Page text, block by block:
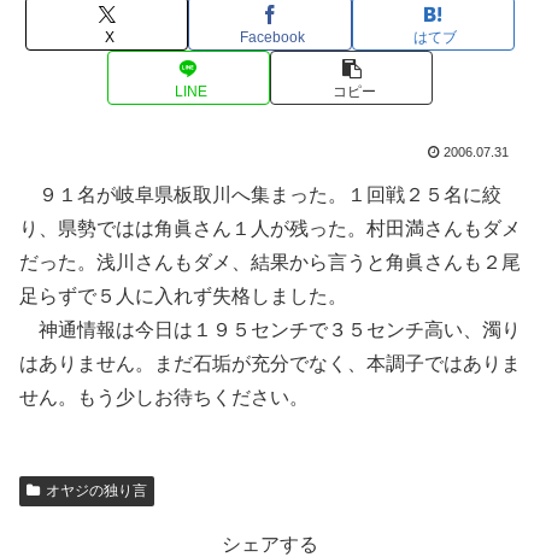
X Facebook はてブ
LINE コピー
2006.07.31
９１名が岐阜県板取川へ集まった。１回戦２５名に絞
り、県勢ではは角眞さん１人が残った。村田満さんもダメ
だった。浅川さんもダメ、結果から言うと角眞さんも２尾
足らずで５人に入れず失格しました。
神通情報は今日は１９５センチで３５センチ高い、濁り
はありません。まだ石垢が充分でなく、本調子ではありま
せん。もう少しお待ちください。
オヤジの独り言
シェアする